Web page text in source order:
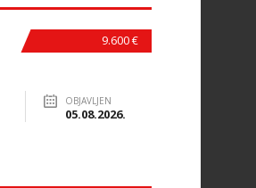
9.600 €
OBJAVLJEN
05.08.2026.